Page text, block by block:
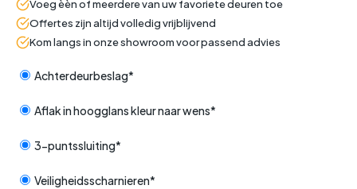
Voeg èèn of meerdere van uw favoriete deuren toe
Offertes zijn altijd volledig vrijblijvend
Kom langs in onze showroom voor passend advies
Achterdeurbeslag*
Aflak in hoogglans kleur naar wens*
3-puntssluiting*
Veiligheidsscharnieren*